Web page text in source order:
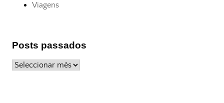
Viagens
Posts passados
Posts